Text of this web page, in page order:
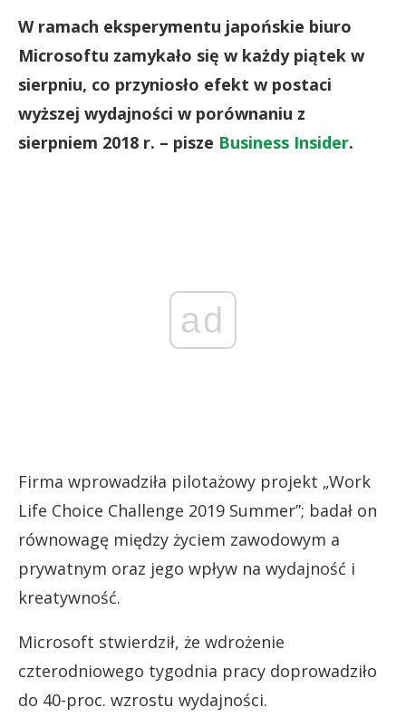
W ramach eksperymentu japońskie biuro
Microsoftu zamykało się w każdy piątek w
sierpniu, co przyniosło efekt w postaci
wyższej wydajności w porównaniu z
sierpniem 2018 r. – pisze Business Insider.
ad
Firma wprowadziła pilotażowy projekt „Work
Life Choice Challenge 2019 Summer”; badał on
równowagę między życiem zawodowym a
prywatnym oraz jego wpływ na wydajność i
kreatywność.
Microsoft stwierdził, że wdrożenie
czterodniowego tygodnia pracy doprowadziło
do 40-proc. wzrostu wydajności.